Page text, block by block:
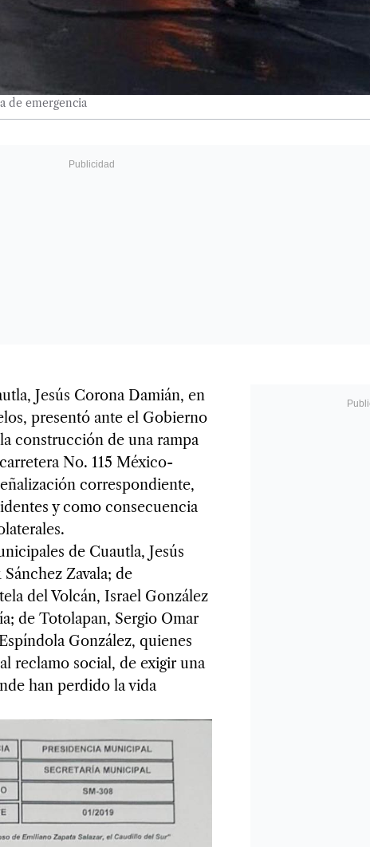
de emergencia
Jesús Corona Damián, en
presentó ante el Gobierno
construcción de una rampa
No. 115 México-
correspondiente,
y como consecuencia
de Cuautla, Jesús
Zavala; de
del Volcán, Israel González
de Totolapan, Sergio Omar
González, quienes
reclamo social, de exigir una
han perdido la vida